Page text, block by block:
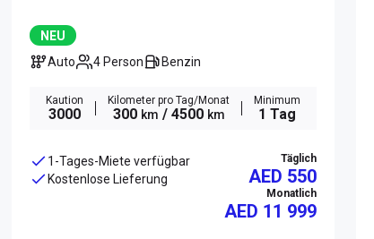
NEU
Auto
4 Person Benzin
Kaution
3000
Kilometer pro Tag/Monat
300 km / 4500 km
Minimum
1 Tag
1-Tages-Miete verfügbar
Kostenlose Lieferung
Täglich
AED 550
Monatlich
AED 11 999